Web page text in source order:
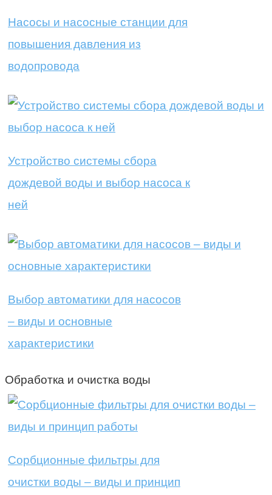
Насосы и насосные станции для
повышения давления из
водопровода
Устройство системы сбора
дождевой воды и выбор насоса к
ней
Выбор автоматики для насосов
– виды и основные
характеристики
Обработка и очистка воды
Сорбционные фильтры для
очистки воды – виды и принцип